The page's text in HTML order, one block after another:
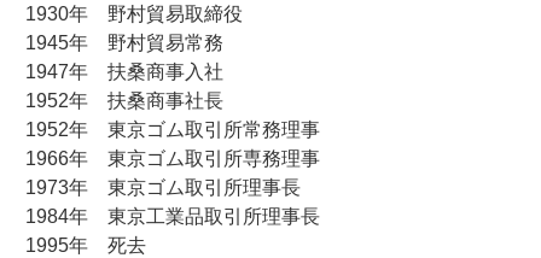
1930年 野村貿易取締役
1945年 野村貿易常務
1947年 扶桑商事入社
1952年 扶桑商事社長
1952年 東京ゴム取引所常務理事
1966年 東京ゴム取引所専務理事
1973年 東京ゴム取引所理事長
1984年 東京工業品取引所理事長
1995年 死去